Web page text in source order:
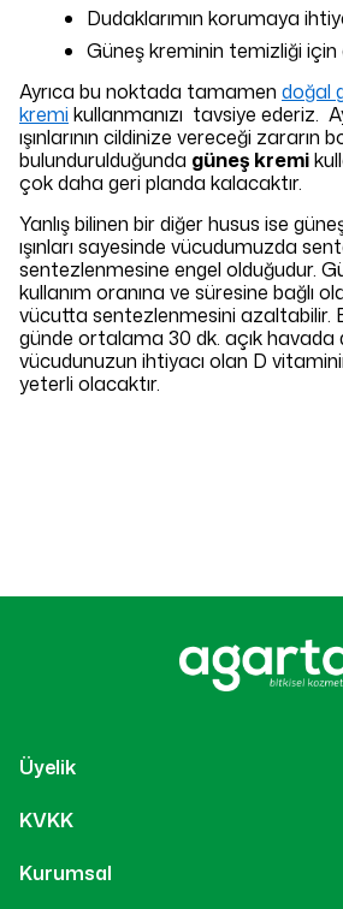
Dudaklarımın korumaya
Güneş kreminin temizliği için
Ayrıca bu noktada tamamen doğal
kremi kullanmanızı tavsiye ederiz.
ışınlarının cildinize vereceği zararın
bulundurulduğunda güneş kremi
çok daha geri planda kalacaktır.
Yanlış bilinen bir diğer husus ise
ışınları sayesinde vücudumuzda
sentezlenmesine engel olduğudur.
kullanım oranına ve süresine bağlı
vücutta sentezlenmesini azaltabilir.
günde ortalama 30 dk. açık havada
vücudunuzun ihtiyacı olan D
yeterli olacaktır.
Üyelik
KVKK
Kurumsal